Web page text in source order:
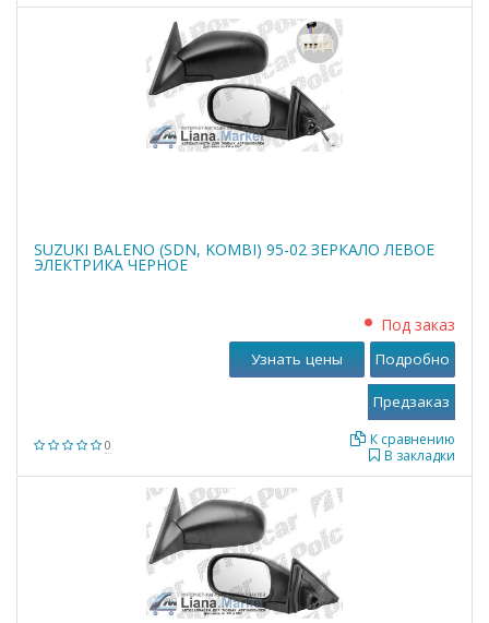
SUZUKI BALENO (SDN, KOMBI) 95-02 ЗЕРКАЛО ЛЕВОЕ
ЭЛЕКТРИКА ЧЕРНОЕ
0
Под заказ
В закладки
К сравнению
Узнать цены Подробно